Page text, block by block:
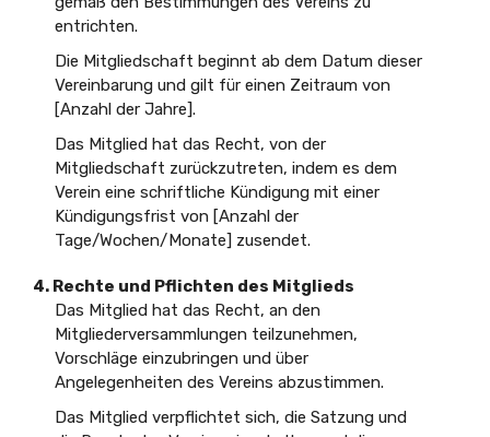
entrichten.
Die Mitgliedschaft beginnt ab dem Datum dieser
Vereinbarung und gilt für einen Zeitraum von
[Anzahl der Jahre].
Das Mitglied hat das Recht, von der
Mitgliedschaft zurückzutreten, indem es dem
Verein eine schriftliche Kündigung mit einer
Kündigungsfrist von [Anzahl der
Tage/Wochen/Monate] zusendet.
4. Rechte und Pflichten des Mitglieds
Das Mitglied hat das Recht, an den
Mitgliederversammlungen teilzunehmen,
Vorschläge einzubringen und über
Angelegenheiten des Vereins abzustimmen.
Das Mitglied verpflichtet sich, die Satzung und